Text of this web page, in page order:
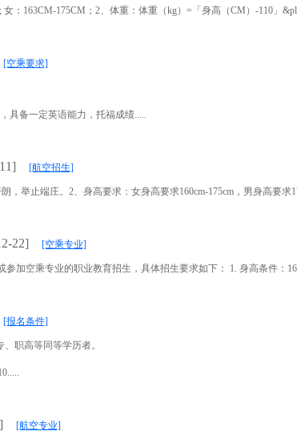
：163CM-175CM；2、体重：体重（kg）=「身高（CM）-110」
[空乘要求]
具备一定英语能力，托福成绩.....
[航空招生]
举止端庄。2、身高要求：女身高要求160cm-175cm，男身高要求
22] [空乘专业]
加空乘专业的职业教育招生，具体招生要求如下： 1. 身高条件：
[报名条件]
职高等同等学历者。
[航空专业]